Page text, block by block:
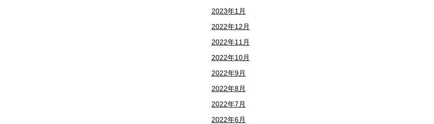
2023年1月
2022年12月
2022年11月
2022年10月
2022年9月
2022年8月
2022年7月
2022年6月